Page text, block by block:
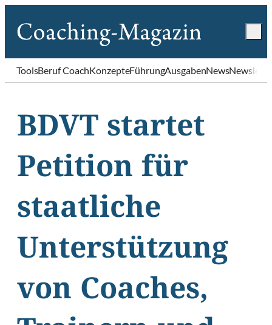
ToolsBeruf CoachKonzepteFührungAusgabenNews
BDVT startet
Petition für
staatliche
Unterstützung
von Coaches,